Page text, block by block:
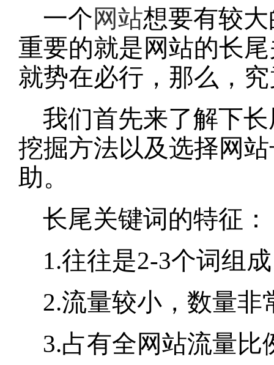
一个网站想要有较
重要的就是网站的长
就势在必行，那么，
我们首先来了解下
挖掘方法以及选择网
助。
长尾关键词的特征：
1.往往是2-3个词组
2.流量较小，数量
3.占有全网站流量比